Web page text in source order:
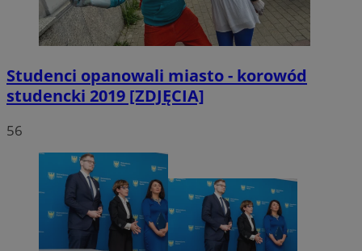
Studenci opanowali miasto - korowód
studencki 2019 [ZDJĘCIA]
56